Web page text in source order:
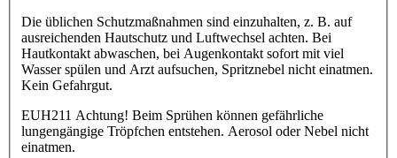
Die üblichen Schutzmaßnahmen sind einzuhalten, z. B. auf
ausreichenden Hautschutz und Luftwechsel achten. Bei
Hautkontakt abwaschen, bei Augenkontakt sofort mit viel
Wasser spülen und Arzt aufsuchen, Spritznebel nicht einatmen.
Kein Gefahrgut.
EUH211 Achtung! Beim Sprühen können gefährliche
lungengängige Tröpfchen entstehen. Aerosol oder Nebel nicht
einatmen.